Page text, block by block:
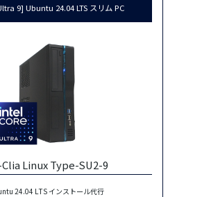
9] Ubuntu 24.04 LTS スリム PC
Linux Type-SU2-9
24.04 LTS インストール代行